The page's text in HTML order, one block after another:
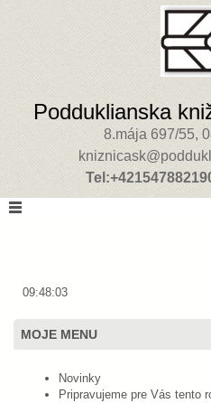
Podduklianska
8.mája 697/55,
09:48:03
MOJE MENU
Novinky
Pripravujeme pre Vás tento